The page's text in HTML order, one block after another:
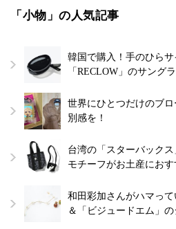
「小物」の人気記事
韓国で購入！手のひら
「RECLOW」のサング
世界にひとつだけのブ
別感を！
台湾の「スターバック
モチーフがお土産にお
和田彩加さんがハマって
＆「ビジュードエム」